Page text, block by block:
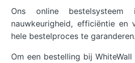
Ons online
nauwkeurigheid, efficiëntie en
hele bestelproces te garanderen.
Om een bestelling bij